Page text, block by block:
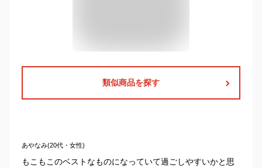
類似商品を探す
あやなみ(20代・女性)
もこもこのベストなものになっていて過ごしやすいかと思